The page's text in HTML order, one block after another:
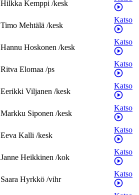
Hilkka Kemppi /kesk
Timo Mehtälä /kesk
Katso
Hannu Hoskonen /kesk
Katso
Ritva Elomaa /ps
Katso
Eerikki Viljanen /kesk
Katso
Markku Siponen /kesk
Katso
Eeva Kalli /kesk
Katso
Janne Heikkinen /kok
Katso
Saara Hyrkkö /vihr
Katso